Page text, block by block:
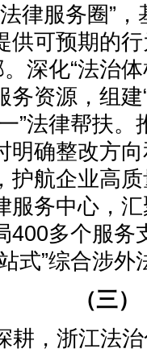
律服务圈”
供可预期的
深化“法治
资源，组
”法律帮扶。
明确整改方
航企业高
服务中心，
400多个服务
式”综合涉外
（三）
耕，浙江法